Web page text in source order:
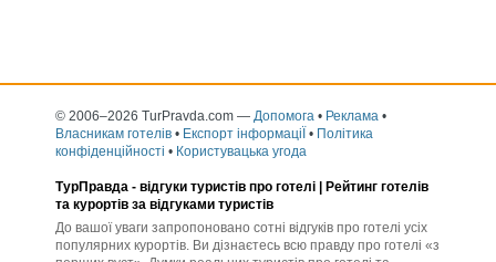
© 2006–2026 TurPravda.com — Допомога • Реклама •
Власникам готелів • Експорт інформаціЇ • Політика
конфіденційності • Користувацька угода
ТурПравда - відгуки туристів про готелі | Рейтинг готелів
та курортів за відгуками туристів
До вашої уваги запропоновано сотні відгуків про готелі усіх
популярних курортів. Ви дізнаєтесь всю правду про готелі «з